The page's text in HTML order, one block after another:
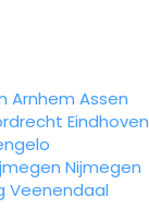
Arnhem Assen
Eindhoven
Nijmegen
Veenendaal